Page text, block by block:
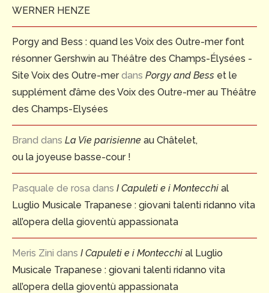
WERNER HENZE
Porgy and Bess : quand les Voix des Outre-mer font
résonner Gershwin au Théâtre des Champs-Élysées -
Site Voix des Outre-merdans Porgy and Bess et le
supplément d’âme des Voix des Outre-mer au Théâtre
des Champs-Elysées
Brand dans La Vie parisienne au Châtelet,
ou la joyeuse basse-cour !
Pasquale de rosa dans I Capuleti e i Montecchi al
Luglio Musicale Trapanese : giovani talenti ridanno vita
all’opera della gioventù appassionata
Meris Zini dans I Capuleti e i Montecchi al Luglio
Musicale Trapanese : giovani talenti ridanno vita
all’opera della gioventù appassionata